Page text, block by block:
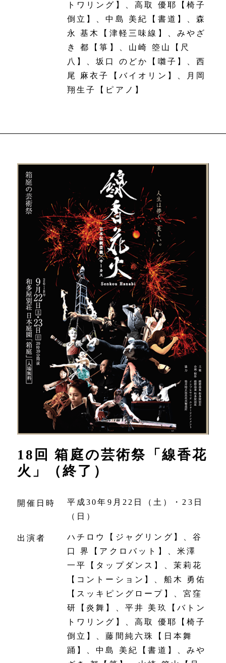
トワリング】、高取 優耶【椅子
倒立】、中島 美紀【書道】、森
永 基木【津軽三味線】、みやざ
き 都【箏】、山崎 箜山【尺
八】、坂口 のどか【囃子】、西
尾 麻衣子【バイオリン】、月岡
翔生子【ピアノ】
18回 箱庭の芸術祭「線香花
火」（終了）
開催日時
平成30年9月22日（土）・23日
（日）
出演者
ハチロウ【ジャグリング】、谷
口 界【アクロバット】、米澤
一平【タップダンス】、茉莉花
【コントーション】、船木 勇佑
【スッキピングロープ】、宮窪
研【炎舞】、平井 美玖【バトン
トワリング】、高取 優耶【椅子
倒立】、藤間純六珠【日本舞
踊】、中島 美紀【書道】、みや